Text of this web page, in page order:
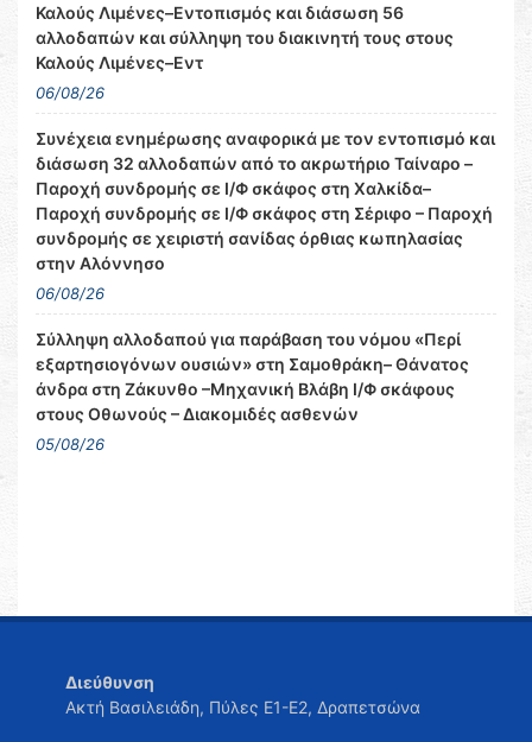
Καλούς Λιμένες–Εντοπισμός και διάσωση 56
αλλοδαπών και σύλληψη του διακινητή τους στους
Καλούς Λιμένες–Εντ
06/08/26
Συνέχεια ενημέρωσης αναφορικά με τον εντοπισμό και
διάσωση 32 αλλοδαπών από το ακρωτήριο Ταίναρο –
Παροχή συνδρομής σε Ι/Φ σκάφος στη Χαλκίδα–
Παροχή συνδρομής σε Ι/Φ σκάφος στη Σέριφο – Παροχή
συνδρομής σε χειριστή σανίδας όρθιας κωπηλασίας
στην Αλόννησο
06/08/26
Σύλληψη αλλοδαπού για παράβαση του νόμου «Περί
εξαρτησιογόνων ουσιών» στη Σαμοθράκη– Θάνατος
άνδρα στη Ζάκυνθο –Μηχανική Βλάβη Ι/Φ σκάφους
στους Οθωνούς – Διακομιδές ασθενών
05/08/26
Διεύθυνση
Ακτή Βασιλειάδη, Πύλες Ε1-Ε2, Δραπετσώνα